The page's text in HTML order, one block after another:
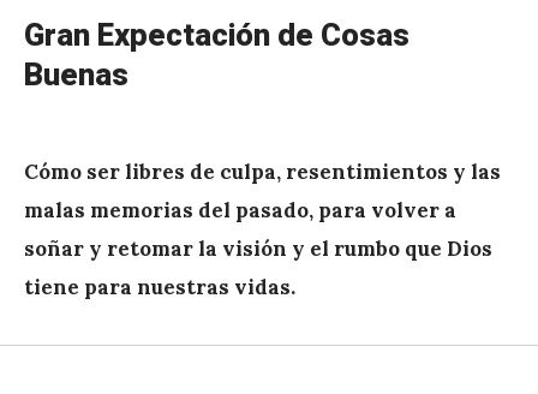
Gran Expectación de Cosas
Buenas
Cómo ser libres de culpa, resentimientos y las
malas memorias del pasado, para volver a
soñar y retomar la visión y el rumbo que Dios
tiene para nuestras vidas.